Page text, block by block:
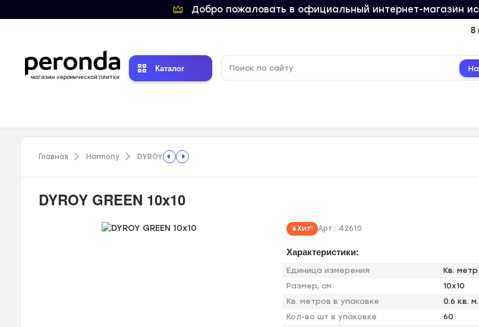
Добро пожаловать в официальный интернет-магазин
8
Каталог
Главная Harmony DYROY
DYROY GREEN 10x10
Хит! Арт.: 42610
Характеристики:
Единица измерения
Кв. метр
Размер, см
10x10
Кв. метров в упаковке
0.6 кв. м.
Кол-во шт в упаковке
60